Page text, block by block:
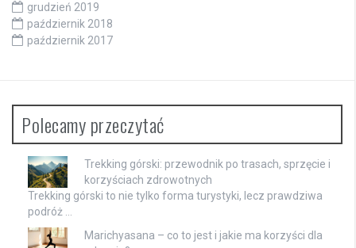
grudzień 2019
październik 2018
październik 2017
Polecamy przeczytać
Trekking górski: przewodnik po trasach, sprzęcie i
korzyściach zdrowotnych
Trekking górski to nie tylko forma turystyki, lecz prawdziwa
podróż …
Marichyasana – co to jest i jakie ma korzyści dla